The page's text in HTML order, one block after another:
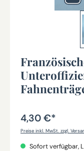
4,30 €*
Preise inkl. MwSt. zzgl.
Sofort verfügbar,